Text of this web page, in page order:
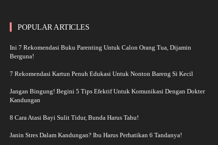
POPULAR ARTICLES
Ini 7 Rekomendasi Buku Parenting Untuk Calon Orang Tua, Dijamin
Berguna!
7 Rekomendasi Kartun Penuh Edukasi Untuk Nonton Bareng Si Kecil
Jangan Bingung! Begini 5 Tips Efektif Untuk Komunikasi Dengan Dokter
Kandungan
8 Cara Atasi Bayi Sulit Tidur, Bunda Harus Tahu!
Janin Stres Dalam Kandungan? Ibu Harus Perhatikan 6 Tandanya!